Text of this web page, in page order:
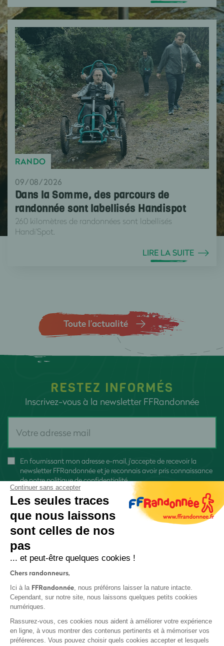
RANDO
09/08/2026
Dans la Somme, des parcours de
randonnée sont labellisés Handispot
260 kilomètres de randonnées sont labellisés
Handi'Spot.
LIRE LA SUITE
Toute l’actualité
RESTEZ INFORMÉS
Inscrivez-vous à la newsletter FFRandonnée
En fournissant mon adresse e-mail, j'accepte de recevoir la
newsletter FFRandonnée et je reconnais avoir pris connaissance
denotre politique de confidentialité
Protection des données
Politique de confidentialité
Continuer sans accepter
Les seules traces
que nous laissons
sont celles de nos
pas
... et peut-être quelques cookies !
Chers randonneurs,
Ici à la FFRandonnée, nous préférons laisser la nature intacte.
Cependant, sur notre site, nous laissons quelques petits cookies
numériques.
Rassurez-vous, ces cookies nous aident à améliorer votre expérience
en ligne, à vous montrer des contenus pertinents et à mémoriser vos
préférences. Vous pouvez choisir quels cookies accepter et lesquels